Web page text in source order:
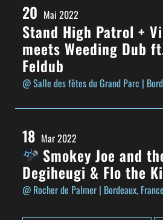
20 Mai 2022
Stand High Patrol +
meets Weeding Dub
Feldub
@ Salle des fêtes du Grand Parc |
18 Mar 2022
Smokey Joe and
Degiheugi & Flo the
@ Rocher de Palmer | Bordeaux, France